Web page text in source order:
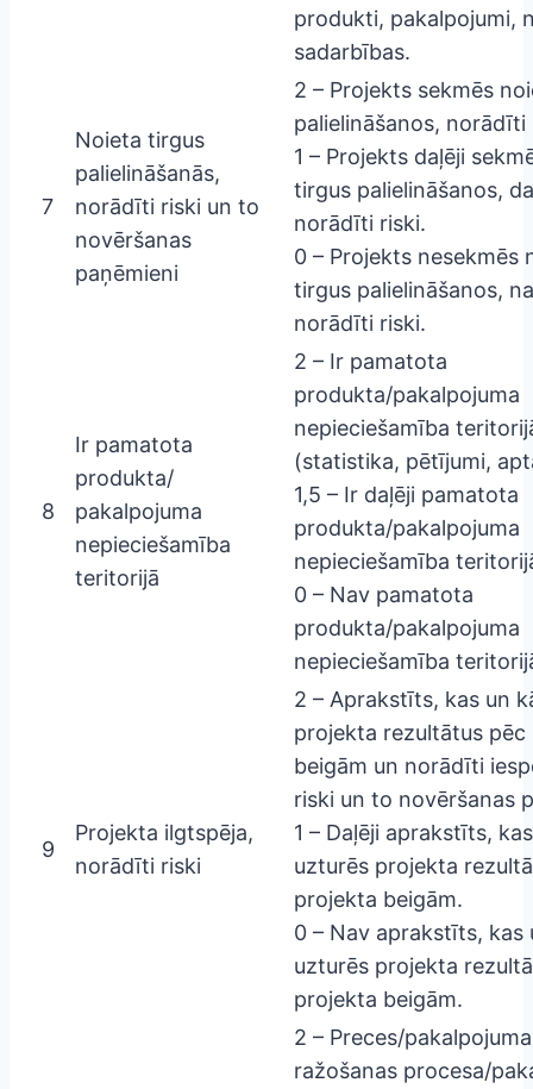
produkti, pakalpojumi,
sadarbības.
7
Noieta tirgus
palielināšanās,
norādīti riski un to
novēršanas
paņēmieni
2 – Projekts sekmēs
palielināšanos, norādīti
1 – Projekts daļēji
tirgus palielināšanos,
norādīti riski.
0 – Projekts nesekmēs
tirgus palielināšanos,
norādīti riski.
8
Ir pamatota
produkta/
pakalpojuma
nepieciešamība
teritorijā
2 – Ir pamatota
produkta/pakalpojuma
nepieciešamība
(statistika, pētījumi,
1,5 – Ir daļēji pamatota
produkta/pakalpojuma
nepieciešamība
0 – Nav pamatota
produkta/pakalpojuma
nepieciešamība
9
Projekta ilgtspēja,
norādīti riski
2 – Aprakstīts, kas un
projekta rezultātus pēc
beigām un norādīti
riski un to novēršanas
1 – Daļēji aprakstīts,
uzturēs projekta
projekta beigām.
0 – Nav aprakstīts, kas
uzturēs projekta
projekta beigām.
2 – Preces/
ražošanas procesa/